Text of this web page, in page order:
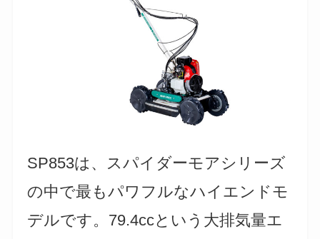
SP853は、スパイダーモアシリーズ
の中で最もパワフルなハイエンドモ
デルです。79.4ccという大排気量エ